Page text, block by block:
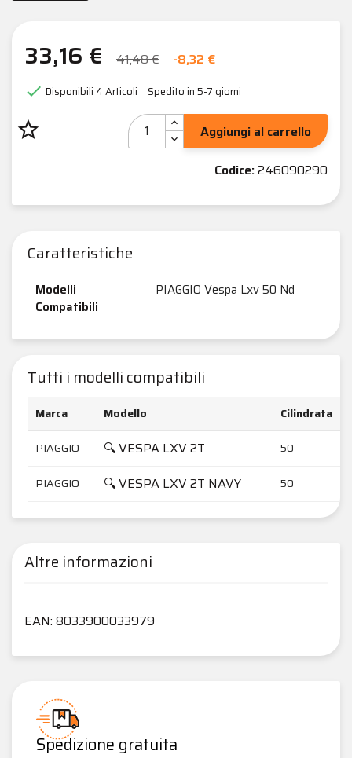
33,16 € 41,48 € -8,32 €
 Disponibili 4 Articoli Spedito in 5-7 giorni
star_border
Aggiungi al carrello
Codice:246090290
Caratteristiche
Modelli
Compatibili
PIAGGIO Vespa Lxv 50 Nd
Tutti i modelli compatibili
Marca Modello
Cilindrata
PIAGGIO
🔍 VESPA LXV 2T 50
PIAGGIO 🔍 VESPA LXV 2T NAVY 50
Altre informazioni
EAN: 8033900033979
Spedizione gratuita